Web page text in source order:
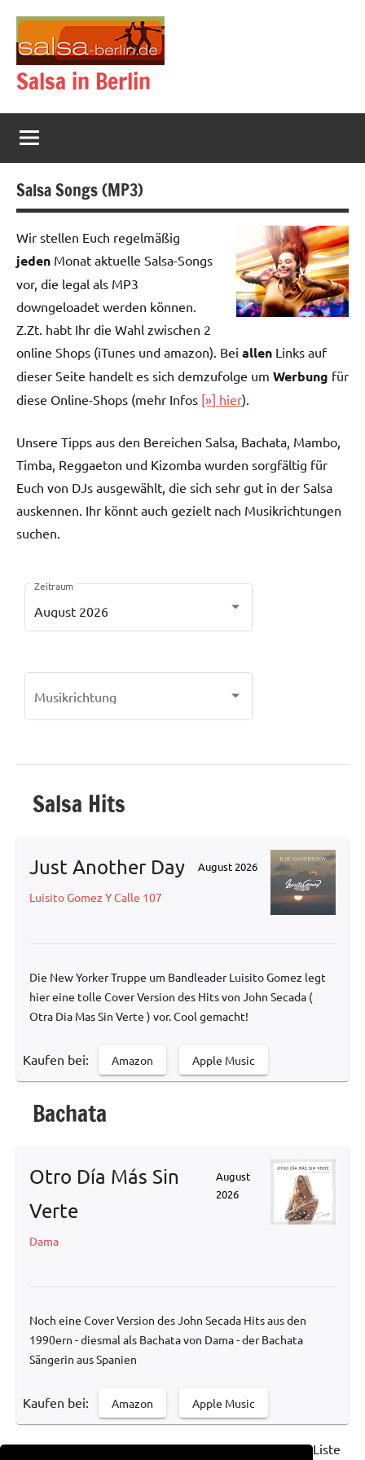
springen
Salsa in Berlin
Salsa Songs (MP3)
Wir stellen Euch regelmäßig
jeden Monat aktuelle Salsa-Songs
vor, die legal als MP3
downgeloadet werden können.
Z.Zt. habt Ihr die Wahl zwischen 2
online Shops (iTunes und amazon). Bei allen Links auf
dieser Seite handelt es sich demzufolge um Werbung für
diese Online-Shops (mehr Infos [»] hier).
Unsere Tipps aus den Bereichen Salsa, Bachata, Mambo,
Timba, Reggaeton und Kizomba wurden sorgfältig für
Euch von DJs ausgewählt, die sich sehr gut in der Salsa
auskennen. Ihr könnt auch gezielt nach Musikrichtungen
suchen.
August 2026
Zeitraum
Musikrichtung
Salsa Hits
Just Another Day
Luisito Gomez Y Calle 107
August 2026
Die New Yorker Truppe um Bandleader Luisito Gomez legt
hier eine tolle Cover Version des Hits von John Secada (
Otra Dia Mas Sin Verte ) vor. Cool gemacht!
Kaufen bei: Amazon Apple Music
Bachata
Otro Día Más Sin
Verte
Dama
August
2026
Noch eine Cover Version des John Secada Hits aus den
1990ern - diesmal als Bachata von Dama - der Bachata
Sängerin aus Spanien
Kaufen bei: Amazon Apple Music
Ihr habt auch einen Lieblings-Song, der nicht in der Liste